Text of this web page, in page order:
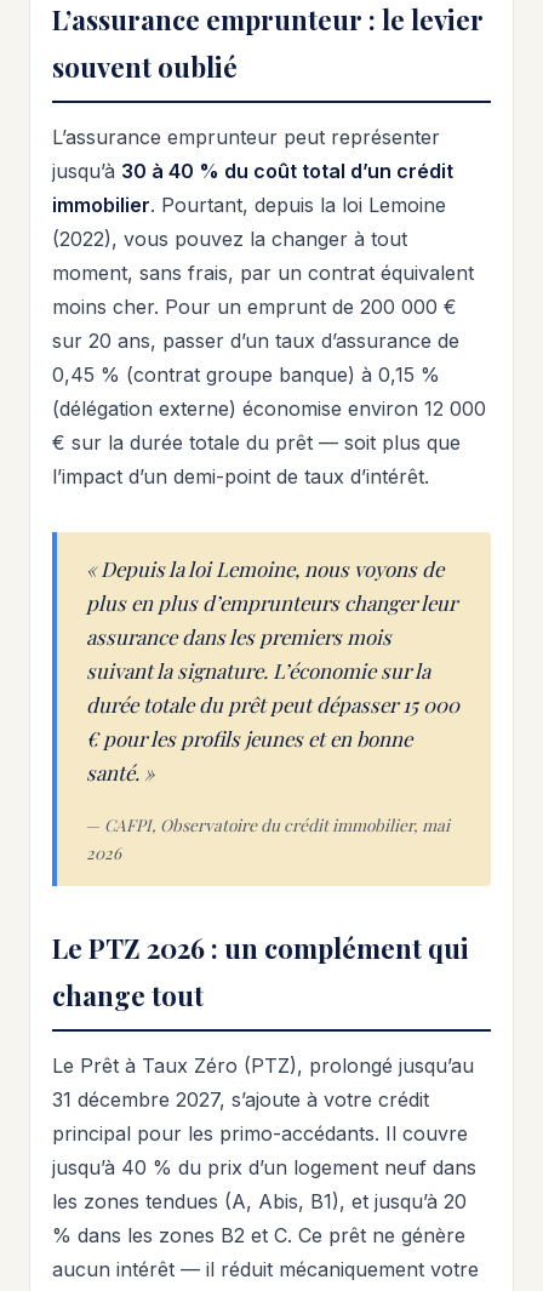
L’assurance emprunteur : le levier
souvent oublié
L’assurance emprunteur peut représenter
jusqu’à 30 à 40 % du coût total d’un crédit
immobilier. Pourtant, depuis la loi Lemoine
(2022), vous pouvez la changer à tout
moment, sans frais, par un contrat équivalent
moins cher. Pour un emprunt de 200 000 €
sur 20 ans, passer d’un taux d’assurance de
0,45 % (contrat groupe banque) à 0,15 %
(délégation externe) économise environ 12 000
€ sur la durée totale du prêt — soit plus que
l’impact d’un demi-point de taux d’intérêt.
« Depuis la loi Lemoine, nous voyons de
plus en plus d’emprunteurs changer leur
assurance dans les premiers mois
suivant la signature. L’économie sur la
durée totale du prêt peut dépasser 15 000
€ pour les profils jeunes et en bonne
santé. »
— CAFPI, Observatoire du crédit immobilier, mai
2026
Le PTZ 2026 : un complément qui
change tout
Le Prêt à Taux Zéro (PTZ), prolongé jusqu’au
31 décembre 2027, s’ajoute à votre crédit
principal pour les primo-accédants. Il couvre
jusqu’à 40 % du prix d’un logement neuf dans
les zones tendues (A, Abis, B1), et jusqu’à 20
% dans les zones B2 et C. Ce prêt ne génère
aucun intérêt — il réduit mécaniquement votre